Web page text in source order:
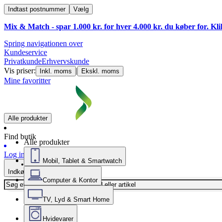
Indtast postnummer Vælg
Mix & Match - spar 1.000 kr. for hver 4.000 kr. du køber for.
Spring navigationen over
Kundeservice
PrivatkundeErhvervskunde
Vis priser:
Inkl. moms | Ekskl. moms
Mine favoritter
Alle produkter
Find butik
Log ind
Indkøbskurv
Alle produkter
Mobil, Tablet & Smartwatch
Computer & Kontor
TV, Lyd & Smart Home
Hvidevarer